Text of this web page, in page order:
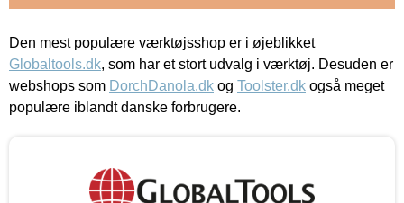
Den mest populære værktøjsshop er i øjeblikket
Globaltools.dk, som har et stort udvalg i værktøj. Desuden er
webshops som DorchDanola.dk og Toolster.dk også meget
populære iblandt danske forbrugere.